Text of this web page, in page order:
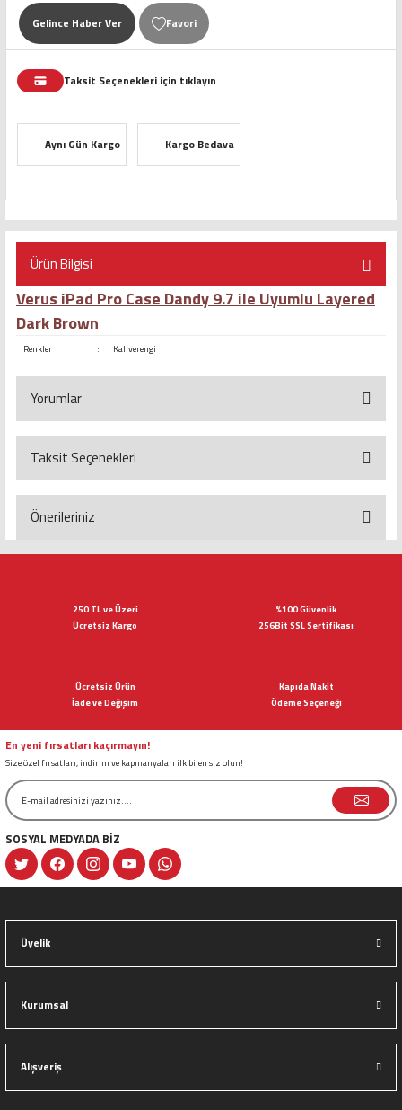
Gelince Haber Ver
Taksit Seçenekleri için tıklayın
Aynı Gün Kargo Kargo Bedava
Ürün Bilgisi
Verus iPad Pro Case Dandy 9.7 ile Uyumlu Layered
Dark Brown
Renkler : Kahverengi
Yorumlar
Bu ürüne ilk yorumu siz yapın!
Taksit Seçenekleri
Önerileriniz
Ürün bilgilerinde hatalar bulunuyor.
Bu ürüne benzer farklı alternatifler olmalı.
250 TL ve Üzeri
Ücretsiz Kargo
%100 Güvenlik
256Bit SSL Sertifikası
Ücretsiz Ürün
İade ve Değişim
Kapıda Nakit
Ödeme Seçeneği
En yeni fırsatları kaçırmayın!
Size özel fırsatları, indirim ve kapmanyaları ilk bilen siz olun!
SOSYAL MEDYADA BİZ
Üyelik
Kurumsal
Alışveriş